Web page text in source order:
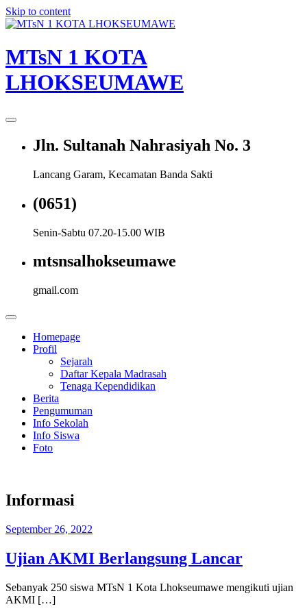
Skip to content
MTsN 1 KOTA
LHOKSEUMAWE
Jln. Sultanah Nahrasiyah No. 3
Lancang Garam, Kecamatan Banda Sakti
(0651)
Senin-Sabtu 07.20-15.00 WIB
mtsnsalhokseumawe
gmail.com
Homepage
Profil
Sejarah
Daftar Kepala Madrasah
Tenaga Kependidikan
Berita
Pengumuman
Info Sekolah
Info Siswa
Foto
Informasi
September 26, 2022
Ujian AKMI Berlangsung Lancar
Sebanyak 250 siswa MTsN 1 Kota Lhokseumawe mengikuti ujian
AKMI […]